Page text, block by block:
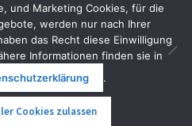
Elektromobilität 2026
mit WooCommerce
und Marketing Cookies, für die
werden nur nach Ihrer
das Recht diese Einwilligung
Informationen finden sie in
.
Cookies zulassen